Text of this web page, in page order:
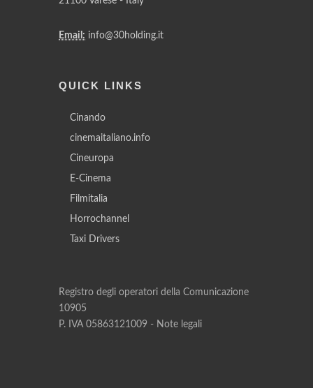
Email: info@30holding.it
QUICK LINKS
Cinando
cinemaitaliano.info
Cineuropa
E-Cinema
Filmitalia
Horrochannel
Taxi Drivers
Registro degli operatori della Comunicazione
10905
P. IVA 05863121009 - Note legali